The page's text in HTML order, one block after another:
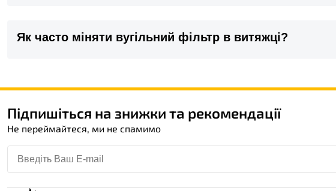
Як часто міняти вугільний фільтр в витяжці?
Підпишіться на знижки та рекомендації
Не переймайтеся, ми не спамимо